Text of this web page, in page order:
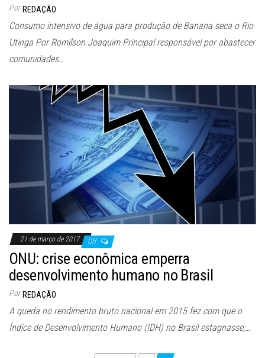
Por REDAÇÃO
Consumo intensivo de água para produção de Banana seca o Rio
Utinga Por Romilson Joaquim Principal responsável por abastecer
comunidades…
21 de março de 2017 Off
ONU: crise econômica emperra
desenvolvimento humano no Brasil
Por REDAÇÃO
A queda no rendimento bruto nacional em 2015 fez com que o
Índice de Desenvolvimento Humano (IDH) no Brasil estagnasse,…